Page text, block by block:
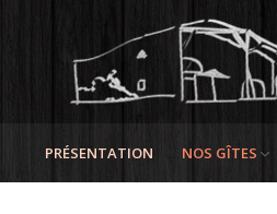
PRÉSENTATION NOS GÎTES